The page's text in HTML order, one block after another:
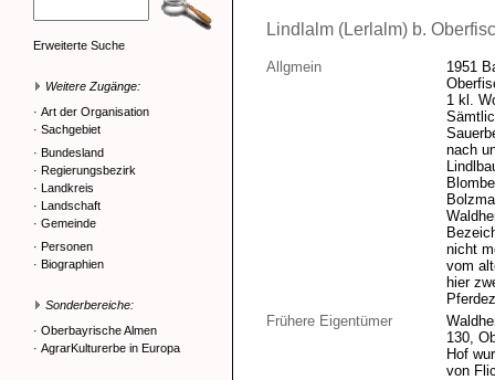
Erweiterte Suche
Weitere Zugänge:
· Art der Organisation
· Sachgebiet
· Bundesland
· Regierungsbezirk
· Landkreis
· Landschaft
· Gemeinde
· Personen
· Biographien
Sonderbereiche:
· Oberbayrische Almen
· AgrarKulturerbe in Europa
Lindlalm (Lerlalm) b.
Allgmein
1951
1 kl.
nach
nicht
vom
hier
Frühere Eigentümer
130,
Hof
von